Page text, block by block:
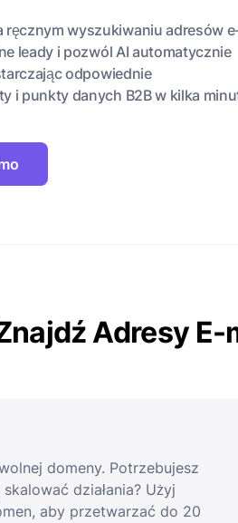
ręcznym wyszukiwaniu adresów
leady i pozwól AI automatycznie
odpowiednie
i punkty danych B2B w kilka
Adresy E-
domeny. Potrzebujesz
działania? Użyj
aby przetwarzać do 20